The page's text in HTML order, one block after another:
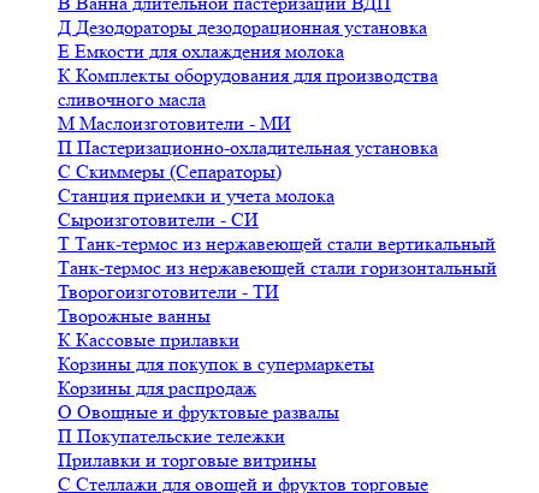
Д Дезодораторы дезодорационная установка
Е Емкости для охлаждения молока
К Комплекты оборудования для производства
сливочного масла
М Маслоизготовители - МИ
П Пастеризационно-охладительная установка
С Скиммеры (Сепараторы)
Станция приемки и учета молока
Сыроизготовители - СИ
Т Танк-термос из нержавеющей стали вертикальный
Танк-термос из нержавеющей стали горизонтальный
Творогоизготовители - ТИ
Творожные ванны
К Кассовые прилавки
Корзины для покупок в супермаркеты
Корзины для распродаж
О Овощные и фруктовые развалы
П Покупательские тележки
Прилавки и торговые витрины
С Стеллажи для овощей и фруктов торговые